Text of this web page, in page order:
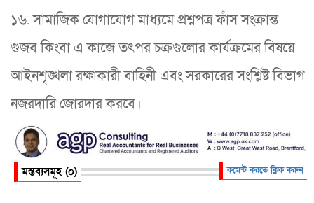
১৬. সামাজিক যোগাযোগ মাধ্যমে প্রশ্নপত্র ফাঁস সংক্রান্ত
গুজব কিংবা এ কাজে তৎপর চক্রগুলোর কার্যক্রমের বিষয়ে
আইনশৃঙ্খলা রক্ষাকারী বাহিনী এবং সরকারের সংশ্লিষ্ট বিভাগ
নজরদারি জোরদার করবে।
মন্তব্যসমূহ (০) কমেন্ট করতে ক্লিক করুন